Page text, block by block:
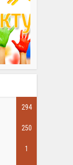
294
250
1